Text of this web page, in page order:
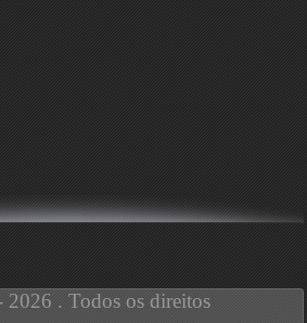
. Todos os direitos